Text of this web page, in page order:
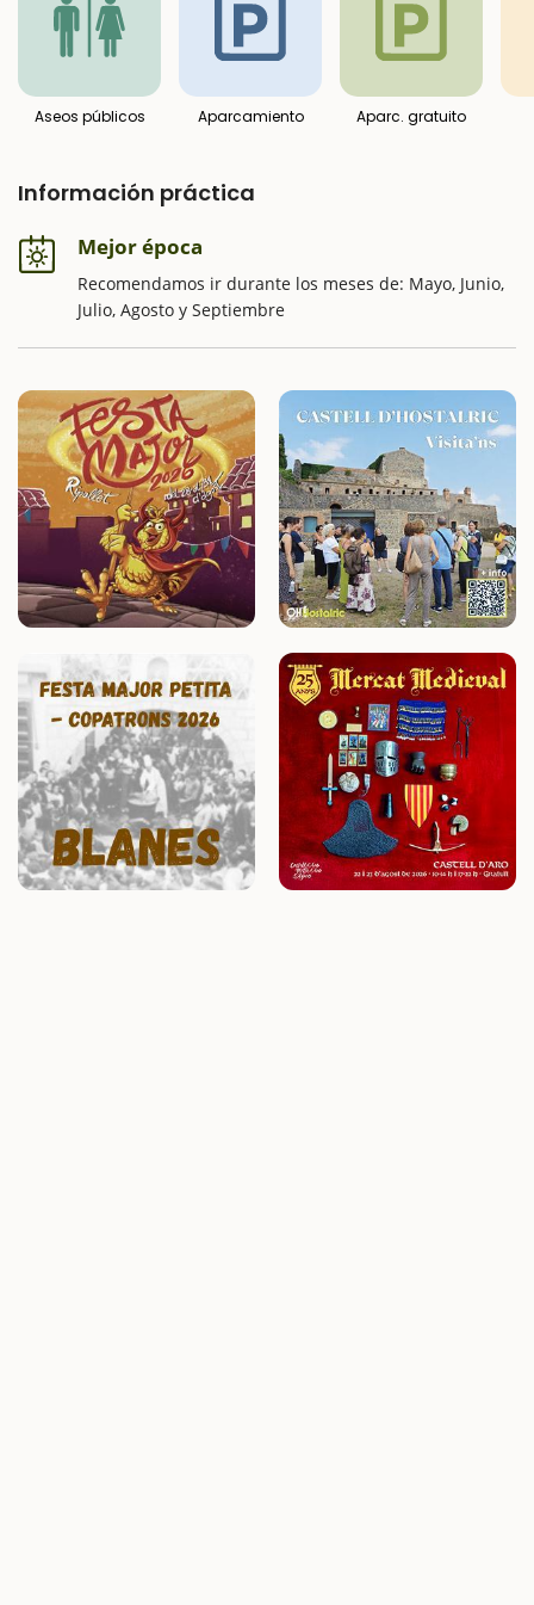
Aseos públicos Aparcamiento Aparc. gratuito
Información práctica
Mejor época
Recomendamos ir durante los meses de: Mayo, Junio,
Julio, Agosto y Septiembre